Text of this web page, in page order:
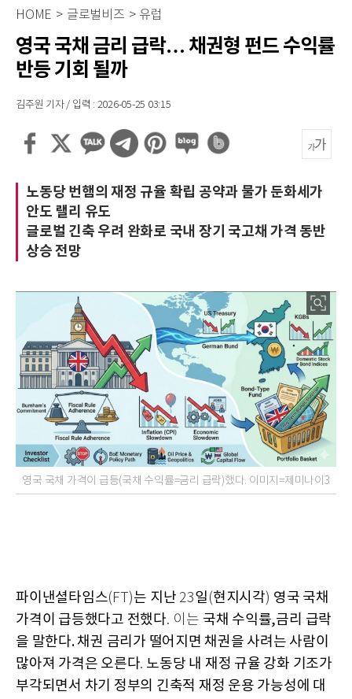
HOME > 글로벌비즈 > 유럽
영국 국채 금리 급락… 채권형 펀드 수익률
반등 기회 될까
김주원 기자 / 입력 : 2026-05-25 03:15
노동당 번햄의 재정 규율 확립 공약과 물가 둔화세가
안도 랠리 유도
글로벌 긴축 우려 완화로 국내 장기 국고채 가격 동반
상승 전망
영국 국채 가격이 급등(국채 수익률=금리 급락)했다. 이미지=제미나이3
파이낸셜타임스(FT)는 지난 23일 (현지시각) 영국 국채
가격이 급등했다고 전했다. 이는 국채 수익률,금리 급락
을 말한다. 채권 금리가 떨어지면 채권을 사려는 사람이
많아져 가격은 오른다. 노동당 내 재정 규율 강화 기조가
부각되면서 차기 정부의 긴축적 재정 운용 가능성에 대